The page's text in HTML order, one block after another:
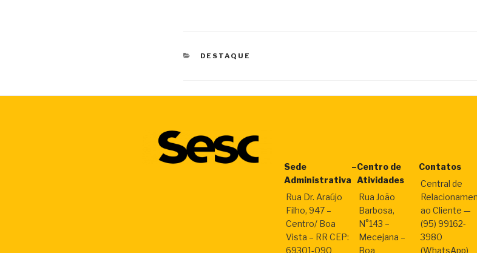
CATEGORIAS
DESTAQUE
Sede
Administrativa
Rua Dr. Araújo
Filho, 947 –
Centro/ Boa
Vista – RR CEP:
69301-090
–Centro de
Atividades
Rua João
Barbosa,
N°143 –
Mecejana –
Boa
Contatos
Central de
ao Cliente —
(95) 99162-
3980
(WhatsApp)